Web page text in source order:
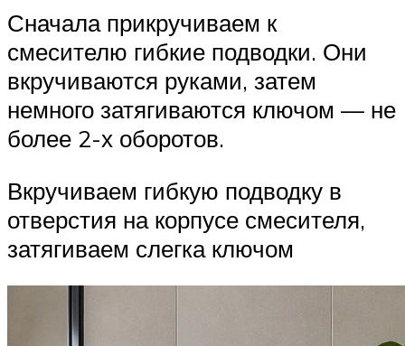
Сначала прикручиваем к
смесителю гибкие подводки. Они
вкручиваются руками, затем
немного затягиваются ключом — не
более 2-х оборотов.
Вкручиваем гибкую подводку в
отверстия на корпусе смесителя,
затягиваем слегка ключом